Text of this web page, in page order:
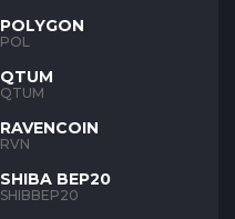
POLYGON
POL
QTUM
QTUM
RAVENCOIN
RVN
SHIBA BEP20
SHIBBEP20